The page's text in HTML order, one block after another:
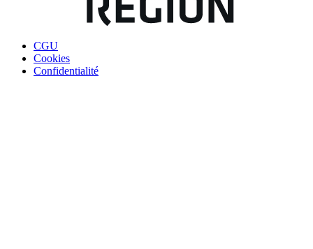
CGU
Cookies
Confidentialité